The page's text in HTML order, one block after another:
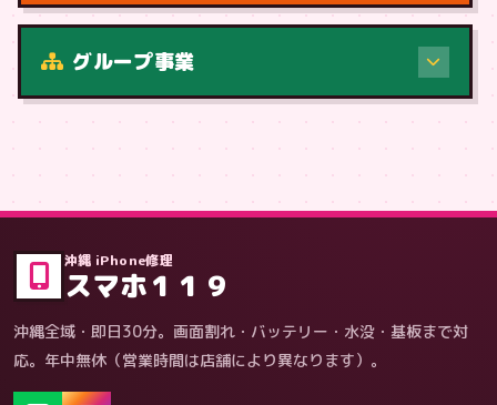
症状・内容から
グループ事業
沖縄 iPhone修理
スマホ１１９
沖縄全域・即日30分。画面割れ・バッテリー・水没・基板まで対
応。年中無休（営業時間は店舗により異なります）。